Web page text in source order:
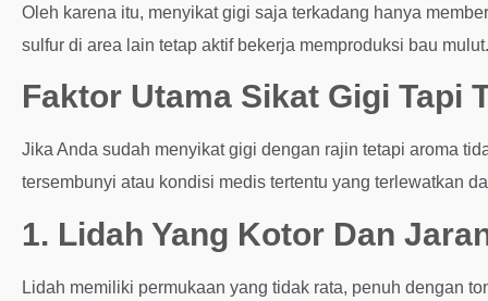
Oleh karena itu, menyikat gigi saja terkadang hanya
sulfur di area lain tetap aktif bekerja memproduksi bau mulut.
Faktor Utama Sikat Gigi Tapi
Jika Anda sudah menyikat gigi dengan rajin tetapi aroma
tersembunyi atau kondisi medis tertentu yang terlewatkan
1. Lidah Yang Kotor Dan
Lidah memiliki permukaan yang tidak rata, penuh dengan